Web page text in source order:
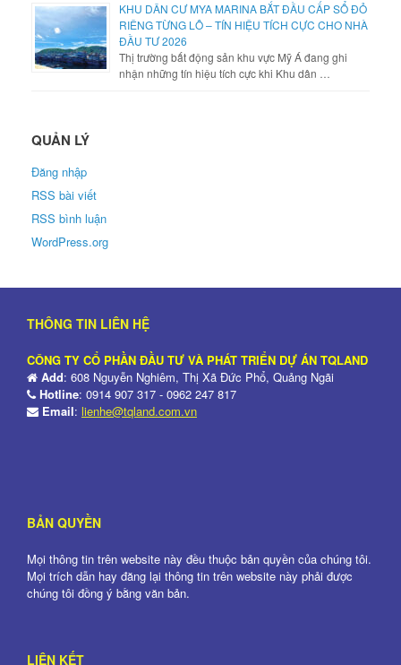
KHU DÂN CƯ MYA MARINA BẮT ĐẦU CẤP SỔ ĐỎ
RIÊNG TỪNG LÔ – TÍN HIỆU TÍCH CỰC CHO NHÀ
ĐẦU TƯ 2026
Thị trường bất động sản khu vực Mỹ Á đang ghi
nhận những tín hiệu tích cực khi Khu dân …
QUẢN LÝ
Đăng nhập
RSS bài viết
RSS bình luận
WordPress.org
THÔNG TIN LIÊN HỆ
CÔNG TY CỔ PHẦN ĐẦU TƯ VÀ PHÁT TRIỂN DỰ ÁN TQLAND
Add: 608 Nguyễn Nghiêm, Thị Xã Đức Phổ, Quảng Ngãi
Hotline: 0914 907 317 - 0962 247 817
Email: lienhe@tqland.com.vn
BẢN QUYỀN
Mọi thông tin trên website này đều thuộc bản quyền của chúng tôi.
Mọi trích dẫn hay đăng lại thông tin trên website này phải được
chúng tôi đồng ý bằng văn bản.
LIÊN KẾT